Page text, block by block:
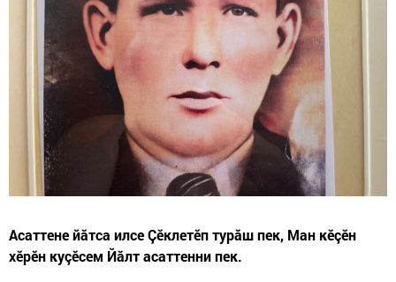
Асаттене йăтса илсе Çӗклетӗп турăш пек, Ман кӗçӗн
хӗрӗн куçӗсем Йăлт асаттенни пек.